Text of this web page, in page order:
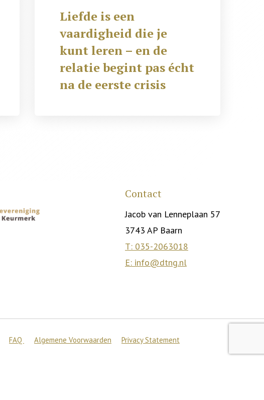
Liefde is een
vaardigheid die je
kunt leren – en de
relatie begint pas écht
na de eerste crisis
Contact
Jacob van Lenneplaan 57
3743 AP Baarn
T: 035-2063018
E: info@dtng.nl
FAQ Algemene Voorwaarden Privacy Statement
Accepteer